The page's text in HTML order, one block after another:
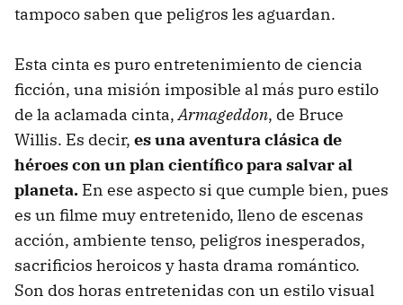
tampoco saben que peligros les aguardan.
Esta cinta es puro entretenimiento de ciencia
ficción, una misión imposible al más puro estilo
de la aclamada cinta,Armageddon, de Bruce
Willis. Es decir, esuna aventura clásica de
héroes con un plan científico para salvar al
planeta. En ese aspecto si que cumple bien, pues
es un filme muy entretenido, lleno de escenas
acción, ambiente tenso, peligros inesperados,
sacrificios heroicos y hasta drama romántico.
Son dos horas entretenidas con un estilo visual